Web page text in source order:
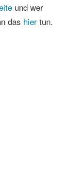
und wer
das hiertun.